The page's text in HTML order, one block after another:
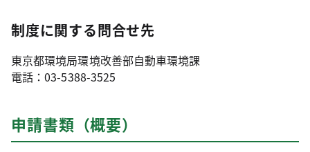
制度に関する問合せ先
東京都環境局環境改善部自動車環境課
電話：03-5388-3525
申請書類（概要）